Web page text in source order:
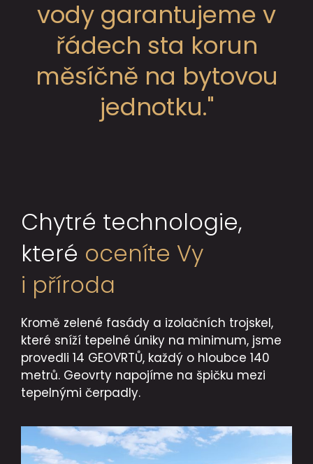
vody garantujeme v
řádech sta korun
měsíčně na bytovou
jednotku."
Chytré technologie,
které oceníte Vy
i příroda
Kromě zelené fasády a izolačních trojskel,
které sníží tepelné úniky na minimum, jsme
provedli 14 GEOVRTŮ, každý o hloubce 140
metrů. Geovrty napojíme na špičku mezi
tepelnými čerpadly.